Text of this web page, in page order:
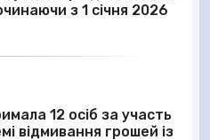
з 1 січня 2026
12 осіб за участь
відмивання грошей із